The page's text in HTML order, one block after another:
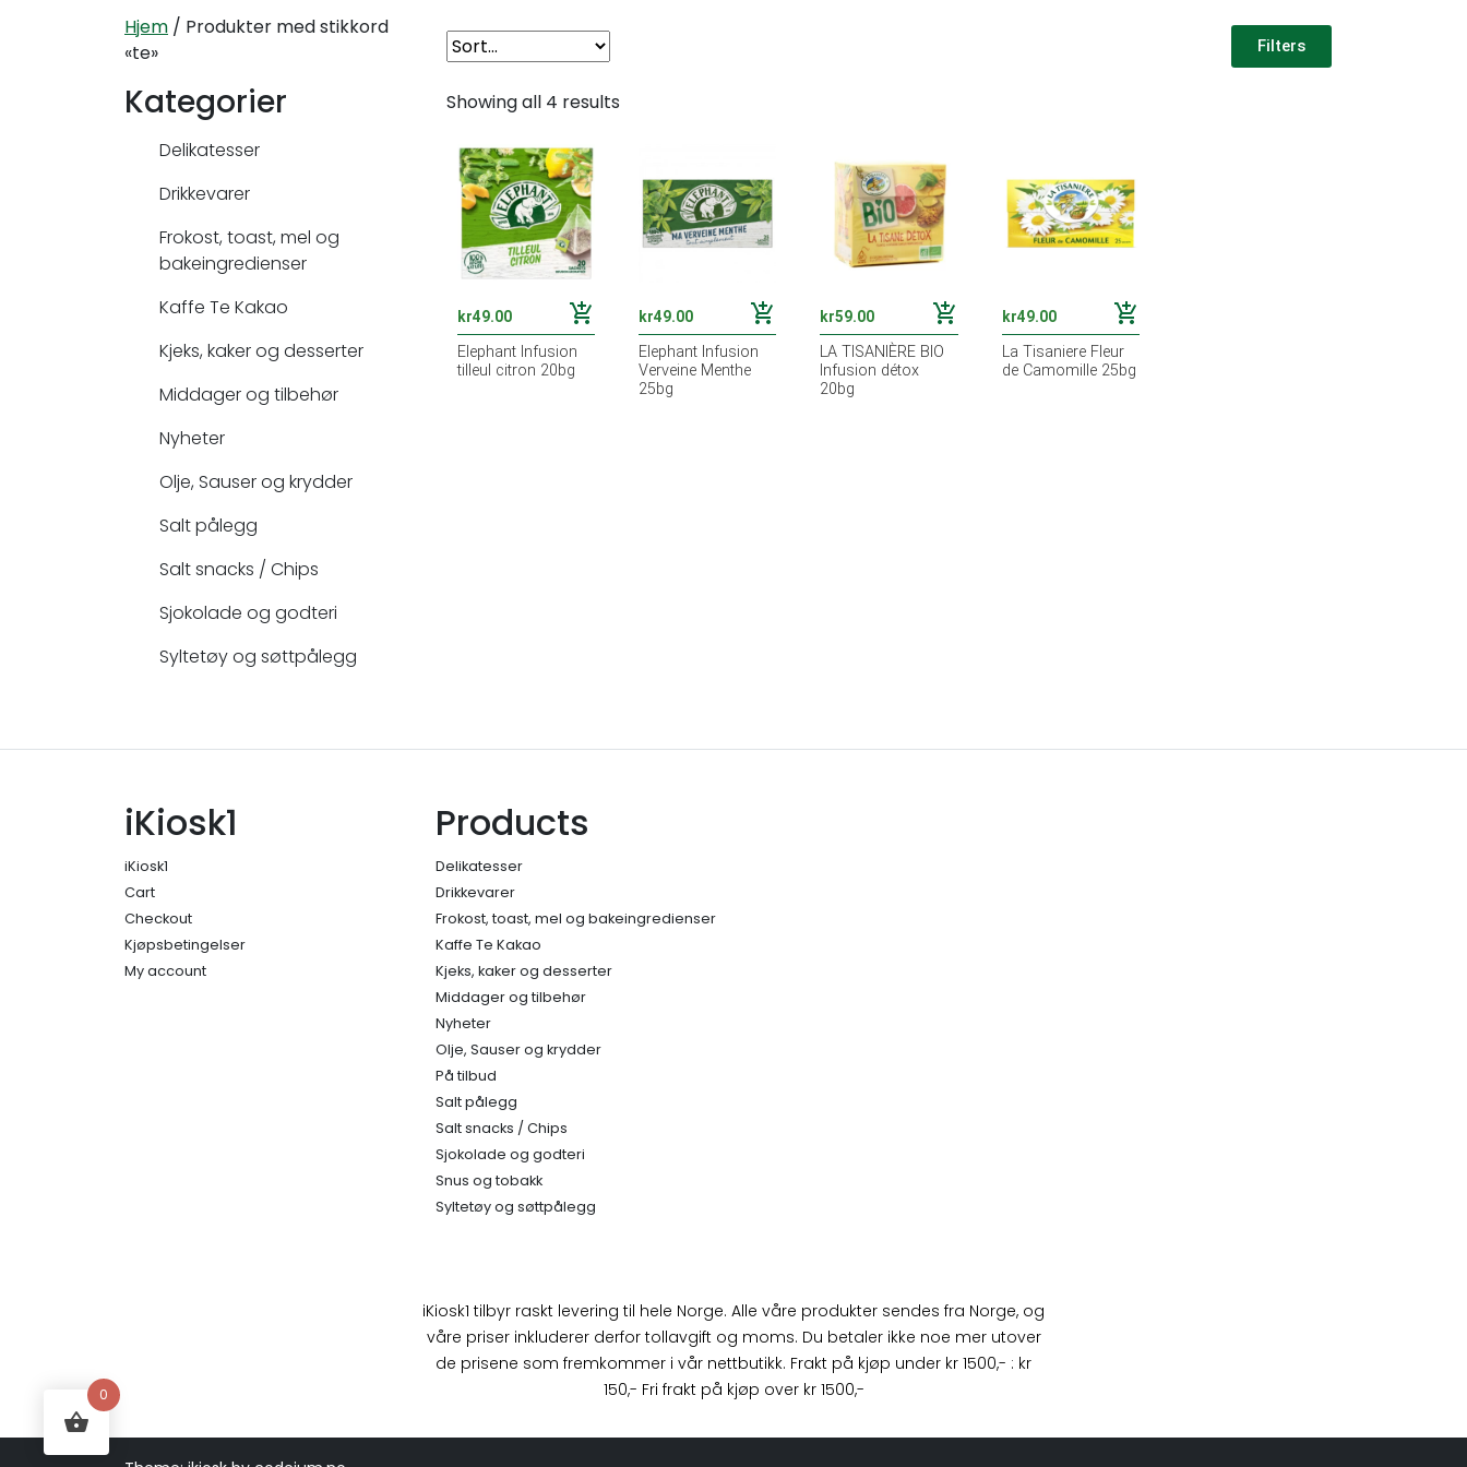
Hjem / Produkter med stikkord
«te»
Kategorier
Delikatesser
Drikkevarer
Frokost, toast, mel og
bakeingredienser
Kaffe Te Kakao
Kjeks, kaker og desserter
Middager og tilbehør
Nyheter
Olje, Sauser og krydder
Salt pålegg
Salt snacks / Chips
Sjokolade og godteri
Syltetøy og søttpålegg
Filters
Showing all 4 results
kr49.00 add_shopping_cart
Elephant Infusion
tilleul citron 20bg
kr49.00 add_shopping_cart
Elephant Infusion
Verveine Menthe
25bg
kr59.00 add_shopping_cart
LA TISANIÈRE BIO
Infusion détox
20bg
kr49.00 add_shopping_cart
La Tisaniere Fleur
de Camomille 25bg
iKiosk1
iKiosk1
Cart
Checkout
Kjøpsbetingelser
My account
Products
Delikatesser
Drikkevarer
Frokost, toast, mel og bakeingredienser
Kaffe Te Kakao
Kjeks, kaker og desserter
Middager og tilbehør
Nyheter
Olje, Sauser og krydder
På tilbud
Salt pålegg
Salt snacks / Chips
Sjokolade og godteri
Snus og tobakk
Syltetøy og søttpålegg
iKiosk1 tilbyr raskt levering til hele Norge. Alle våre produkter sendes fra Norge, og
våre priser inkluderer derfor tollavgift og moms. Du betaler ikke noe mer utover
de prisene som fremkommer i vår nettbutikk. Frakt på kjøp under kr 1500,- : kr
150,- Fri frakt på kjøp over kr 1500,-
0